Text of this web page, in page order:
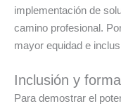
implementación de
camino profesional.
mayor equidad e
Inclusión y
Para demostrar el